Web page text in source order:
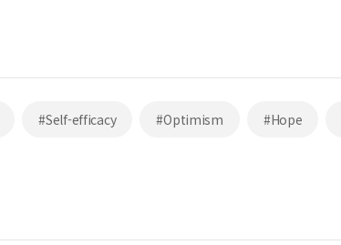
#Self-efficacy #Optimism #Hope